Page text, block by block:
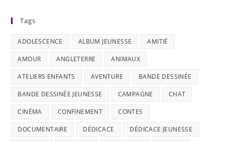
Tags
ADOLESCENCE ALBUM JEUNESSE AMITIÉ
AMOUR ANGLETERRE ANIMAUX
ATELIERS ENFANTS AVENTURE BANDE DESSINÉE
BANDE DESSINÉE JEUNESSE CAMPAGNE CHAT
CINÉMA CONFINEMENT CONTES
DOCUMENTAIRE DÉDICACE DÉDICACE JEUNESSE